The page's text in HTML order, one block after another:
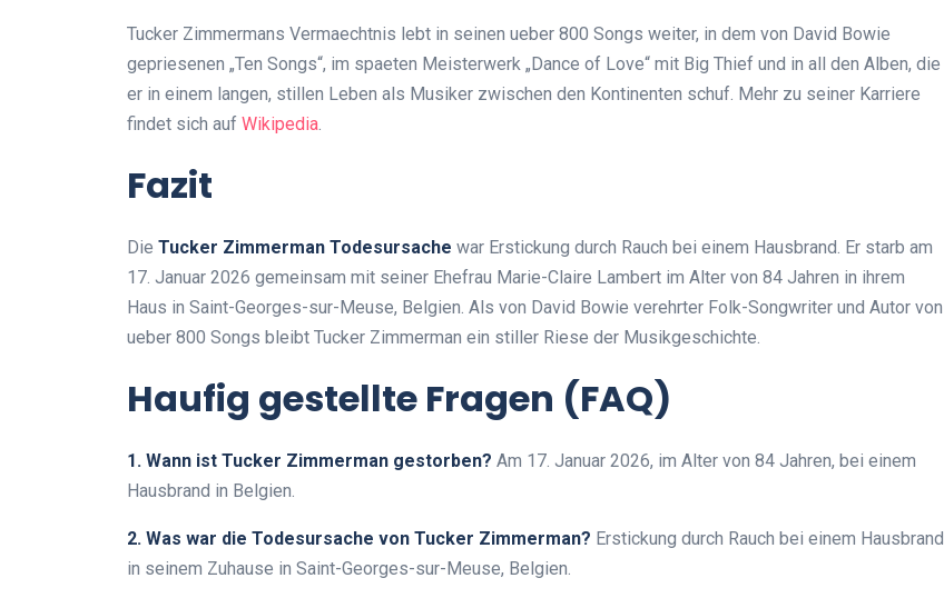
Tucker Zimmermans Vermaechtnis lebt in seinen ueber 800 Songs weiter, in dem von David Bowie
gepriesenen „Ten Songs“, im spaeten Meisterwerk „Dance of Love“ mit Big Thief und in all den Alben, die
er in einem langen, stillen Leben als Musiker zwischen den Kontinenten schuf. Mehr zu seiner Karriere
findet sich auf Wikipedia.
Fazit
Die Tucker Zimmerman Todesursache war Erstickung durch Rauch bei einem Hausbrand. Er starb am
17. Januar 2026 gemeinsam mit seiner Ehefrau Marie-Claire Lambert im Alter von 84 Jahren in ihrem
Haus in Saint-Georges-sur-Meuse, Belgien. Als von David Bowie verehrter Folk-Songwriter und Autor von
ueber 800 Songs bleibt Tucker Zimmerman ein stiller Riese der Musikgeschichte.
Haufig gestellte Fragen (FAQ)
1. Wann ist Tucker Zimmerman gestorben? Am 17. Januar 2026, im Alter von 84 Jahren, bei einem
Hausbrand in Belgien.
2. Was war die Todesursache von Tucker Zimmerman? Erstickung durch Rauch bei einem Hausbrand
in seinem Zuhause in Saint-Georges-sur-Meuse, Belgien.